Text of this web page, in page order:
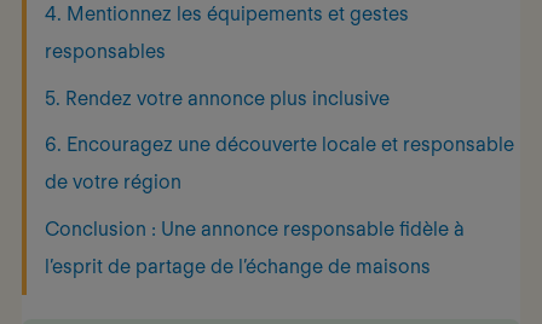
4. Mentionnez les équipements et gestes
responsables
5. Rendez votre annonce plus inclusive
6. Encouragez une découverte locale et responsable
de votre région
Conclusion : Une annonce responsable fidèle à
l’esprit de partage de l’échange de maisons